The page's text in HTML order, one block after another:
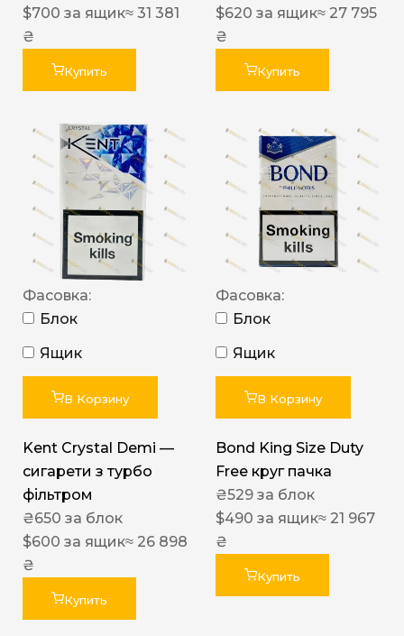
$700 за ящик≈ 31 381
₴
Купить
$620 за ящик≈ 27 795
₴
Купить
Фасовка:
Блок
Ящик
В Корзину
Kent Crystal Demi —
сигарети з турбо
фільтром
₴650 за блок
$600 за ящик≈ 26 898
₴
Купить
Фасовка:
Блок
Ящик
В Корзину
Bond King Size Duty
Free круг пачка
₴529 за блок
$490 за ящик≈ 21 967
₴
Купить